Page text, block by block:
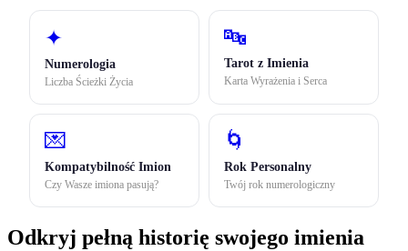
✦
Numerologia
Liczba Ścieżki Życia
🔤
Tarot z Imienia
Karta Wyrażenia i Serca
💌
Kompatybilność Imion
Czy Wasze imiona pasują?
🌀
Rok Personalny
Twój rok numerologiczny
Odkryj pełną historię swojego imienia